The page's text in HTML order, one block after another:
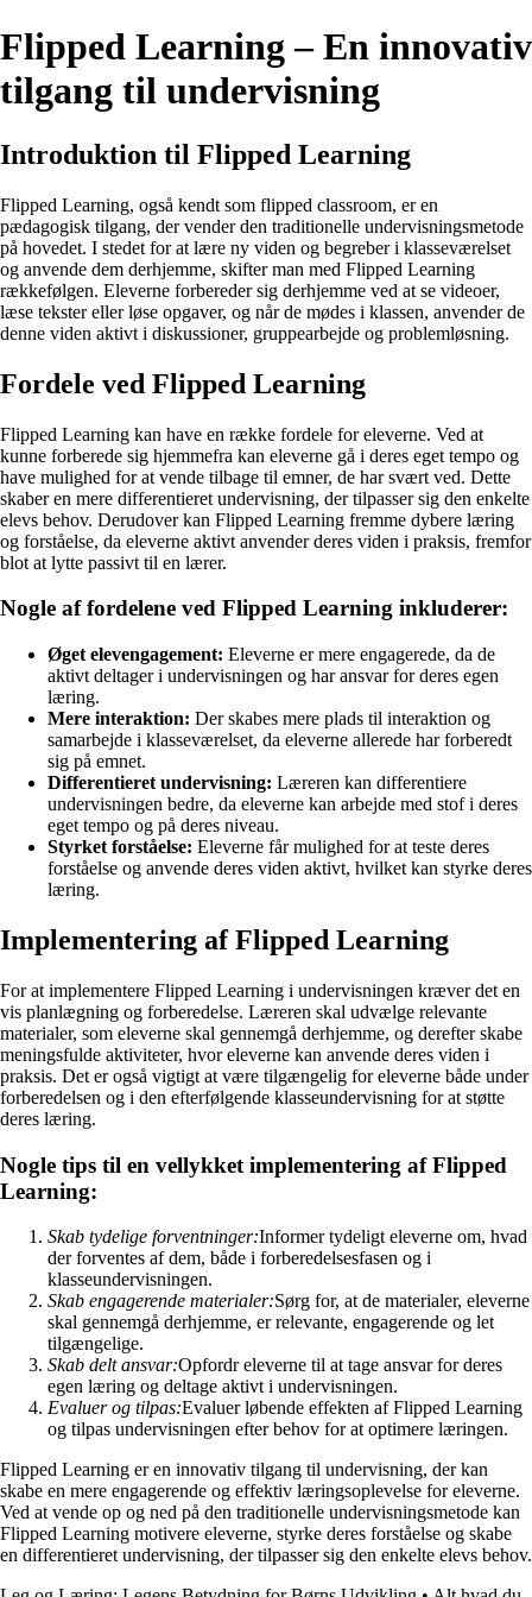
Flipped Learning – En innovativ
tilgang til undervisning
Introduktion til Flipped Learning
Flipped Learning, også kendt som flipped classroom, er en
pædagogisk tilgang, der vender den traditionelle undervisningsmetode
på hovedet. I stedet for at lære ny viden og begreber i klasseværelset
og anvende dem derhjemme, skifter man med Flipped Learning
rækkefølgen. Eleverne forbereder sig derhjemme ved at se videoer,
læse tekster eller løse opgaver, og når de mødes i klassen, anvender de
denne viden aktivt i diskussioner, gruppearbejde og problemløsning.
Fordele ved Flipped Learning
Flipped Learning kan have en række fordele for eleverne. Ved at
kunne forberede sig hjemmefra kan eleverne gå i deres eget tempo og
have mulighed for at vende tilbage til emner, de har svært ved. Dette
skaber en mere differentieret undervisning, der tilpasser sig den enkelte
elevs behov. Derudover kan Flipped Learning fremme dybere læring
og forståelse, da eleverne aktivt anvender deres viden i praksis, fremfor
blot at lytte passivt til en lærer.
Nogle af fordelene ved Flipped Learning inkluderer:
Øget elevengagement: Eleverne er mere engagerede, da de
aktivt deltager i undervisningen og har ansvar for deres egen
læring.
Mere interaktion: Der skabes mere plads til interaktion og
samarbejde i klasseværelset, da eleverne allerede har forberedt
sig på emnet.
Differentieret undervisning: Læreren kan differentiere
undervisningen bedre, da eleverne kan arbejde med stof i deres
eget tempo og på deres niveau.
Styrket forståelse: Eleverne får mulighed for at teste deres
forståelse og anvende deres viden aktivt, hvilket kan styrke deres
læring.
Implementering af Flipped Learning
For at implementere Flipped Learning i undervisningen kræver det en
vis planlægning og forberedelse. Læreren skal udvælge relevante
materialer, som eleverne skal gennemgå derhjemme, og derefter skabe
meningsfulde aktiviteter, hvor eleverne kan anvende deres viden i
praksis. Det er også vigtigt at være tilgængelig for eleverne både under
forberedelsen og i den efterfølgende klasseundervisning for at støtte
deres læring.
Nogle tips til en vellykket implementering af Flipped
Learning:
Skab tydelige forventninger:Informer tydeligt eleverne om, hvad
der forventes af dem, både i forberedelsesfasen og i
klasseundervisningen.
Skab engagerende materialer:Sørg for, at de materialer, eleverne
skal gennemgå derhjemme, er relevante, engagerende og let
tilgængelige.
Skab delt ansvar:Opfordr eleverne til at tage ansvar for deres
egen læring og deltage aktivt i undervisningen.
Evaluer og tilpas:Evaluer løbende effekten af Flipped Learning
og tilpas undervisningen efter behov for at optimere læringen.
Flipped Learning er en innovativ tilgang til undervisning, der kan
skabe en mere engagerende og effektiv læringsoplevelse for eleverne.
Ved at vende op og ned på den traditionelle undervisningsmetode kan
Flipped Learning motivere eleverne, styrke deres forståelse og skabe
en differentieret undervisning, der tilpasser sig den enkelte elevs behov.